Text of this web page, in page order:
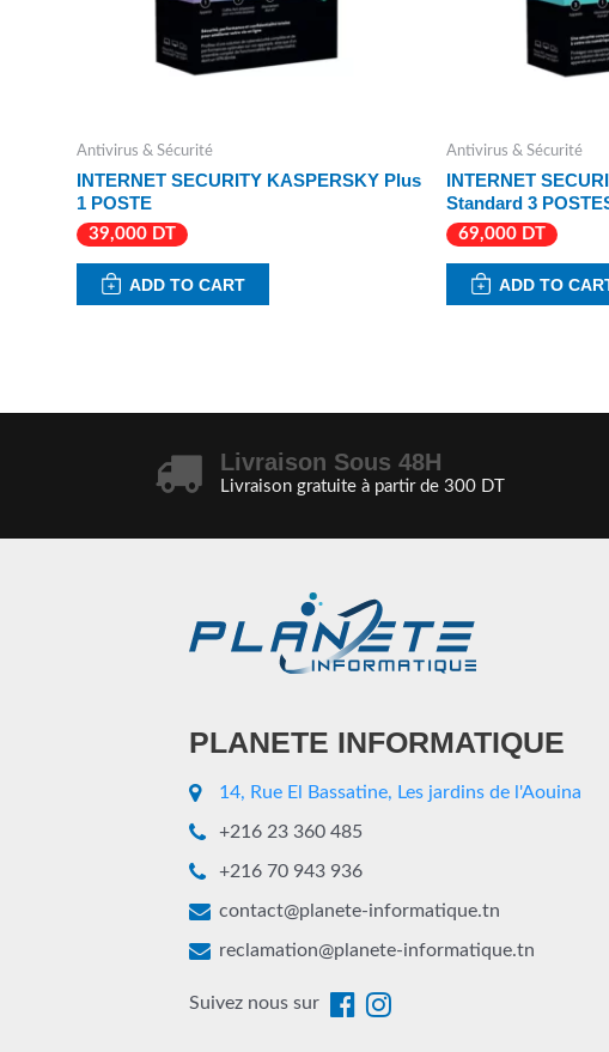
Antivirus & Sécurité
INTERNET SECURITY KASPERSKY Plus
1 POSTE
39,000 DT
ADD TO CART
Antivirus & Sécurité
INTERNET
Standard 3
69,000 DT
ADD TO
Livraison Sous 48H
Livraison gratuite à partir de 300 DT
PLANETE INFORMATIQUE
14, Rue El Bassatine, Les jardins de l'Aouina
+216 23 360 485
+216 70 943 936
contact@planete-informatique.tn
reclamation@planete-informatique.tn
Suivez nous sur